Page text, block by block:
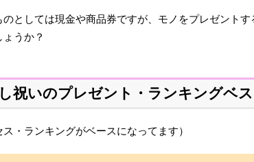
のとしては現金や商品券ですが、モノをプレゼント
ょうか？
祝いのプレゼント・ランキングベス
ス・ランキングがベースになってます）